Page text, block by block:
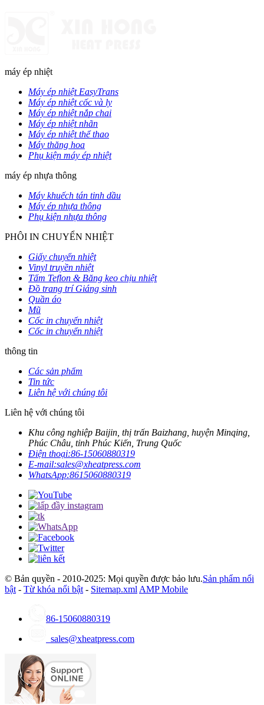
máy ép nhiệt
Máy ép nhiệt EasyTrans
Máy ép nhiệt cốc và ly
Máy ép nhiệt nắp chai
Máy ép nhiệt nhãn
Máy ép nhiệt thể thao
Máy thăng hoa
Phụ kiện máy ép nhiệt
máy ép nhựa thông
Máy khuếch tán tinh dầu
Máy ép nhựa thông
Phụ kiện nhựa thông
PHÔI IN CHUYỂN NHIỆT
Giấy chuyển nhiệt
Vinyl truyền nhiệt
Tấm Teflon & Băng keo chịu nhiệt
Đồ trang trí Giáng sinh
Quần áo
Mũ
Cốc in chuyển nhiệt
Cốc in chuyển nhiệt
thông tin
Các sản phẩm
Tin tức
Liên hệ với chúng tôi
Liên hệ với chúng tôi
Khu công nghiệp Baijin, thị trấn Baizhang, huyện Minqing,
Phúc Châu, tỉnh Phúc Kiến, Trung Quốc
Điện thoại:86-15060880319
E-mail:sales@xheatpress.com
WhatsApp:8615060880319
© Bản quyền - 2010-2025: Mọi quyền được bảo lưu.Sản phẩm nổi
bật - Từ khóa nổi bật - Sitemap.xml AMP Mobile
86-15060880319
sales@xheatpress.com